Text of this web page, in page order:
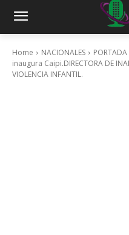
Home NACIONALES PORTADA
inaugura Caipi.DIRECTORA DE
VIOLENCIA INFANTIL.